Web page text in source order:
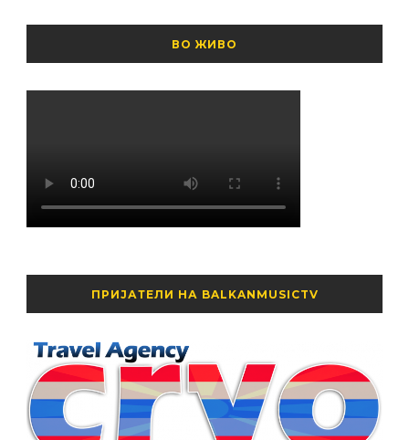
ВО ЖИВО
ПРИЈАТЕЛИ НА BALKANMUSICTV